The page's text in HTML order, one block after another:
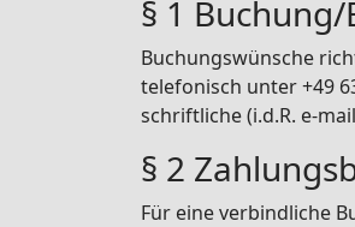
§ 1
Buchungswünsche
telefonisch unter +49
schriftliche (i.d.R. e-
§ 2
Für eine verbindliche